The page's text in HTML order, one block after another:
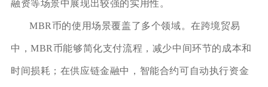
融资等场景中展现出较强的实用性。
MBR币的使用场景覆盖了多个领域。在跨境贸易
中，MBR币能够简化支付流程，减少中间环节的成本和
时间损耗；在供应链金融中，智能合约可自动执行资金